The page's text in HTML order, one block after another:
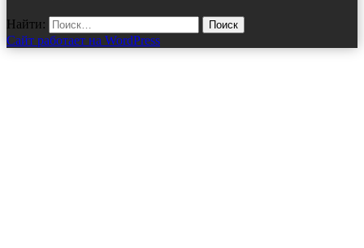
Найти:
Сайт работает на WordPress